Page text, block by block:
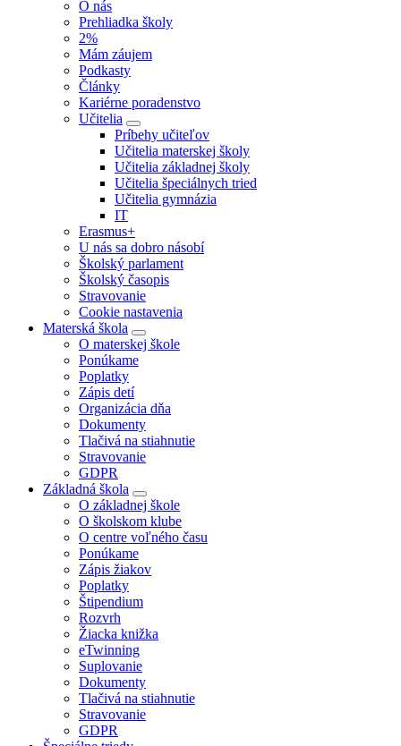
O nás
Prehliadka školy
2%
Mám záujem
Podkasty
Články
Kariérne poradenstvo
Učitelia
Príbehy učiteľov
Učitelia materskej školy
Učitelia základnej školy
Učitelia špeciálnych tried
Učitelia gymnázia
IT
Erasmus+
U nás sa dobro násobí
Školský parlament
Školský časopis
Stravovanie
Cookie nastavenia
Materská škola
O materskej škole
Ponúkame
Poplatky
Zápis detí
Organizácia dňa
Dokumenty
Tlačivá na stiahnutie
Stravovanie
GDPR
Základná škola
O základnej škole
O školskom klube
O centre voľného času
Ponúkame
Zápis žiakov
Poplatky
Štipendium
Rozvrh
Žiacka knižka
eTwinning
Suplovanie
Dokumenty
Tlačivá na stiahnutie
Stravovanie
GDPR